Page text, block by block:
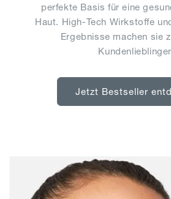
perfekte Basis für eine
Haut. High-Tech Wirkstoffe
Ergebnisse machen sie
Jetzt Bestseller